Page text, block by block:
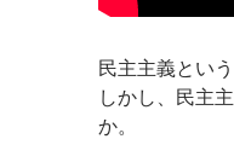
民主主義とい
しかし、民主
か。